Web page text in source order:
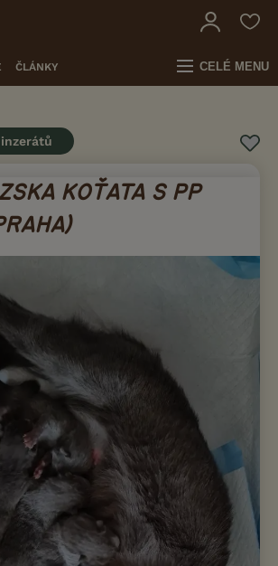
ČLÁNKY CELÉ MENU
KOŤATA S PP